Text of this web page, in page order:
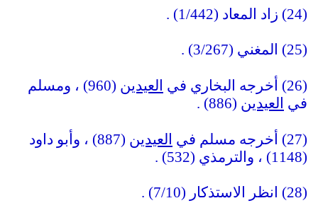
(24) زاد المعاد (1/442) .
(25) المغني (3/267) .
(26) أخرجه البخاري في العيدي
ن (960) ، ومسلم
في العيدين (886) .
(27) أخرجه مسلم في العيدي
ن (887) ، وأبو داود
(1148) ، والترمذي (532) .
(28) انظر الاستذكار (7/10) .